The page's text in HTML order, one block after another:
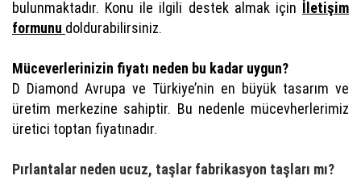
bulunmaktadır. Konu ile ilgili destek almak için İletişim
formunu doldurabilirsiniz.
Müceverlerinizin fiyatı neden bu kadar uygun?
D Diamond Avrupa ve Türkiye’nin en büyük tasarım ve
üretim merkezine sahiptir. Bu nedenle mücevherlerimiz
üretici toptan fiyatınadır.
Pırlantalar neden ucuz, taşlar fabrikasyon taşları mı?